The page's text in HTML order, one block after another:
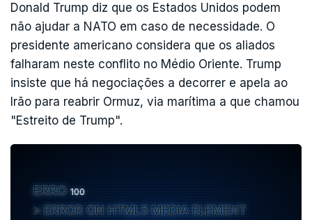
Donald Trump diz que os Estados Unidos podem
não ajudar a NATO em caso de necessidade. O
presidente americano considera que os aliados
falharam neste conflito no Médio Oriente. Trump
insiste que há negociações a decorrer e apela ao
Irão para reabrir Ormuz, via marítima a que chamou
"Estreito de Trump".
ERRO100
ERROR ON HTML5 MEDIA ELEMENT